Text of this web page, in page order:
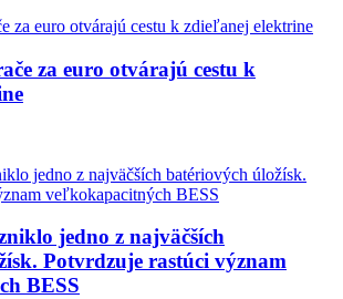
za euro otvárajú cestu k
jedno z najväčších
Potvrdzuje rastúci význam
BESS